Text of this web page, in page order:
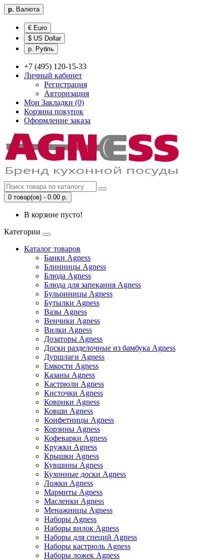
р. Валюта
€ Euro
$ US Dollar
р. Рубль
+7 (495) 120-15-33
Личный кабинет
Регистрация
Авторизация
Мои Закладки (0)
Корзина покупок
Оформление заказа
0 товар(ов) - 0.00 р.
В корзине пусто!
Категории
Каталог товаров
Банки Agness
Блинницы Agness
Блюда Agness
Блюда для запекания Agness
Бульонницы Agness
Бутылки Agness
Вазы Agness
Венчики Agness
Вилки Agness
Дозаторы Agness
Доски разделочные из бамбука Agness
Дуршлаги Agness
Емкости Agness
Казаны Agness
Кастрюли Agness
Кисточки Agness
Коврики Agness
Ковши Agness
Конфетницы Agness
Корзины Agness
Кофеварки Agness
Кружки Agness
Крышки Agness
Кувшины Agness
Кухонные доски Agness
Ложки Agness
Мармиты Agness
Масленки Agness
Менажницы Agness
Наборы Agness
Наборы вилок Agness
Наборы для специй Agness
Наборы кастрюль Agness
Наборы ложек Agness